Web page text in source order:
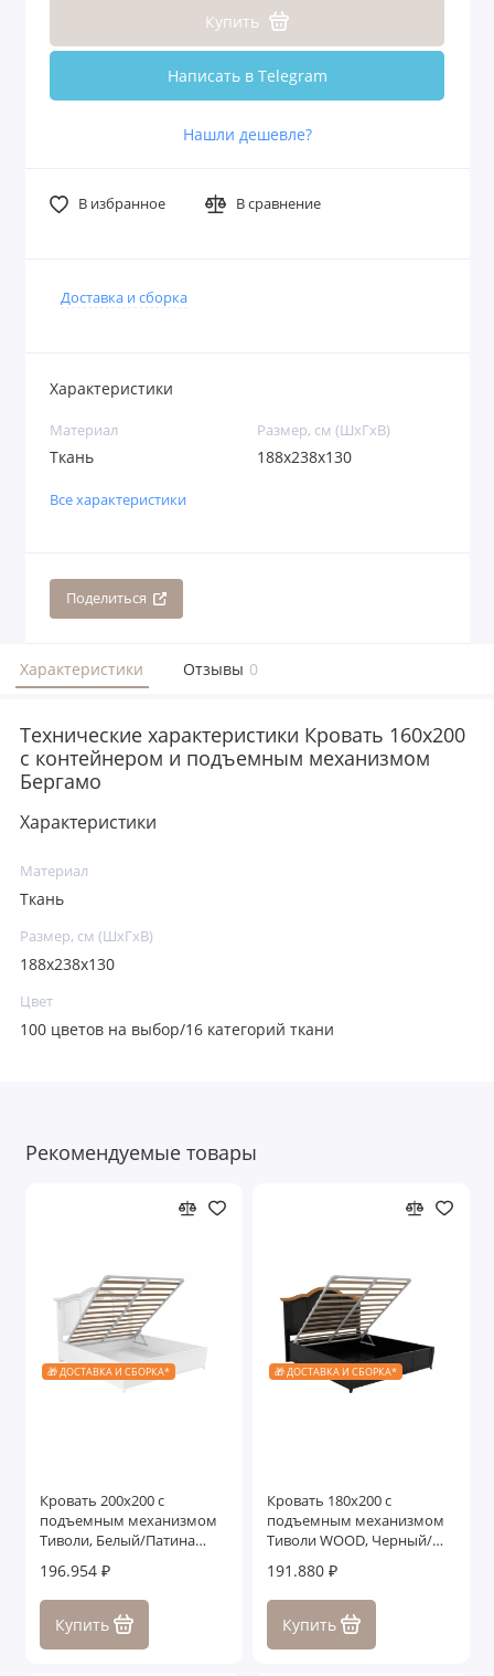
Купить
Написать в Telegram
Нашли дешевле?
В избранное В сравнение
Доставка и сборка
Характеристики
Материал
Ткань
Размер, см (ШхГхВ)
188х238х130
Все характеристики
Поделиться
Характеристики Отзывы 0
Технические характеристики Кровать 160x200
с контейнером и подъемным механизмом
Бергамо
Характеристики
Материал
Ткань
Размер, см (ШхГхВ)
188х238х130
Цвет
100 цветов на выбор/16 категорий ткани
Рекомендуемые товары
🎁 ДОСТАВКА И СБОРКА*
Кровать 200x200 с
подъемным механизмом
Тиволи, Белый/Патина
196.954 ₽
Купить
🎁 ДОСТАВКА И СБОРКА*
Кровать 180x200 с
подъемным механизмом
Тиволи WOOD, Черный/
191.880 ₽
Купить